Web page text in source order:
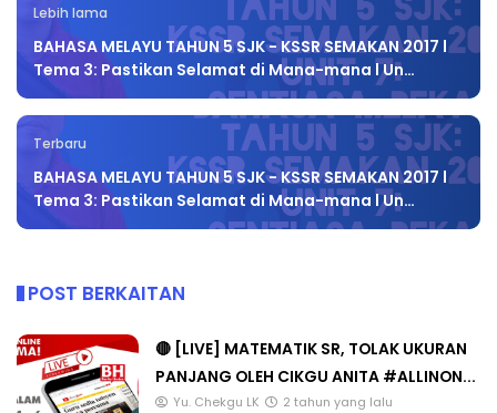
Lebih lama
BAHASA MELAYU TAHUN 5 SJK - KSSR SEMAKAN 2017 l
Tema 3: Pastikan Selamat di Mana-mana l Un…
Terbaru
BAHASA MELAYU TAHUN 5 SJK - KSSR SEMAKAN 2017 l
Tema 3: Pastikan Selamat di Mana-mana l Un…
POST BERKAITAN
🔴 [LIVE] MATEMATIK SR, TOLAK UKURAN
PANJANG OLEH CIKGU ANITA #ALLINON...
Yu. Chekgu LK 2 tahun yang lalu